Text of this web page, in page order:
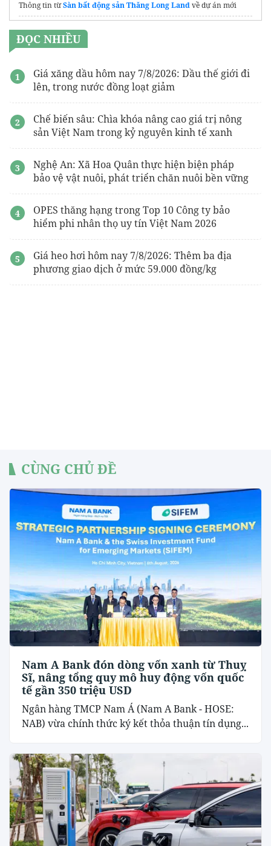
Thông tin từSàn bất động sản Thăng Long Landvề dự án mới
Tư vấnhệ thống kế toán khách sạn
gói hút ẩm
Áo choàng tắm khách sạn
ĐỌC NHIỀU
Giá xăng dầu hôm nay 7/8/2026: Dầu thế giới đi
lên, trong nước đồng loạt giảm
Chế biến sâu: Chìa khóa nâng cao giá trị nông
sản Việt Nam trong kỷ nguyên kinh tế xanh
Nghệ An: Xã Hoa Quân thực hiện biện pháp
bảo vệ vật nuôi, phát triển chăn nuôi bền vững
OPES thăng hạng trong Top 10 Công ty bảo
hiểm phi nhân thọ uy tín Việt Nam 2026
Giá heo hơi hôm nay 7/8/2026: Thêm ba địa
phương giao dịch ở mức 59.000 đồng/kg
CÙNG CHỦ ĐỀ
Nam A Bank đón dòng vốn xanh từ Thuỵ
Sĩ, nâng tổng quy mô huy động vốn quốc
tế gần 350 triệu USD
Ngân hàng TMCP Nam Á (Nam A Bank - HOSE:
NAB) vừa chính thức ký kết thỏa thuận tín dụng...